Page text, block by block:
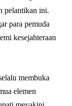
pelantikan ini.
para pemuda
kesejahteraan
membuka
elemen